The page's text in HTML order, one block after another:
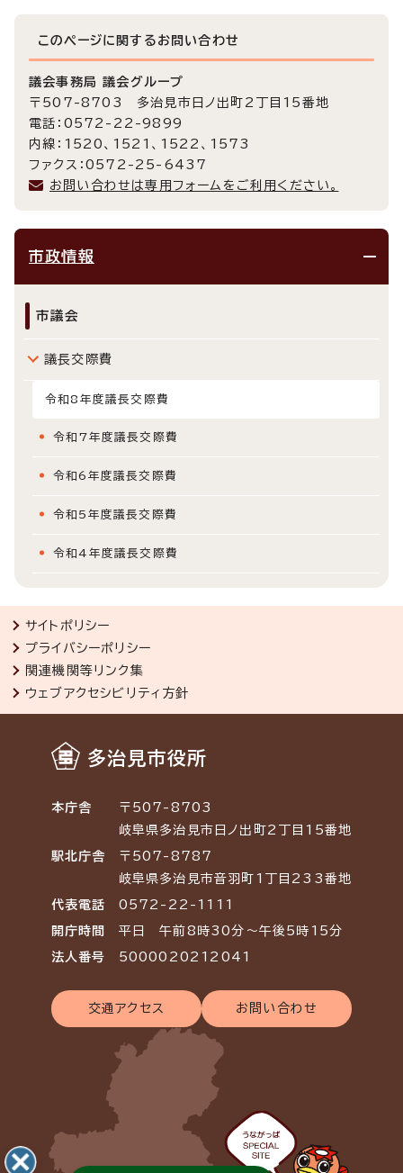
このページに関する お問い合わせ
議会事務局 議会グループ
〒507-8703 多治見市日ノ出町2丁目15番地
電話：0572-22-9899
内線：1520、1521、1522、1573
ファクス：0572-25-6437
お問い合わせは専用フォームをご利用ください。
市政情報
市議会
議長交際費
令和8年度議長交際費
令和7年度議長交際費
令和6年度議長交際費
令和5年度議長交際費
令和4年度議長交際費
サイトポリシー
プライバシーポリシー
関連機関等リンク集
ウェブアクセシビリティ方針
多治見市役所
本庁舎
〒507-8703
岐阜県多治見市日ノ出町2丁目15番地
駅北庁舎
〒507-8787
岐阜県多治見市音羽町1丁目233番地
代表電話 0572-22-1111
開庁時間 平日 午前8時30分～午後5時15分
法人番号 5000020212041
交通アクセス お問い合わせ